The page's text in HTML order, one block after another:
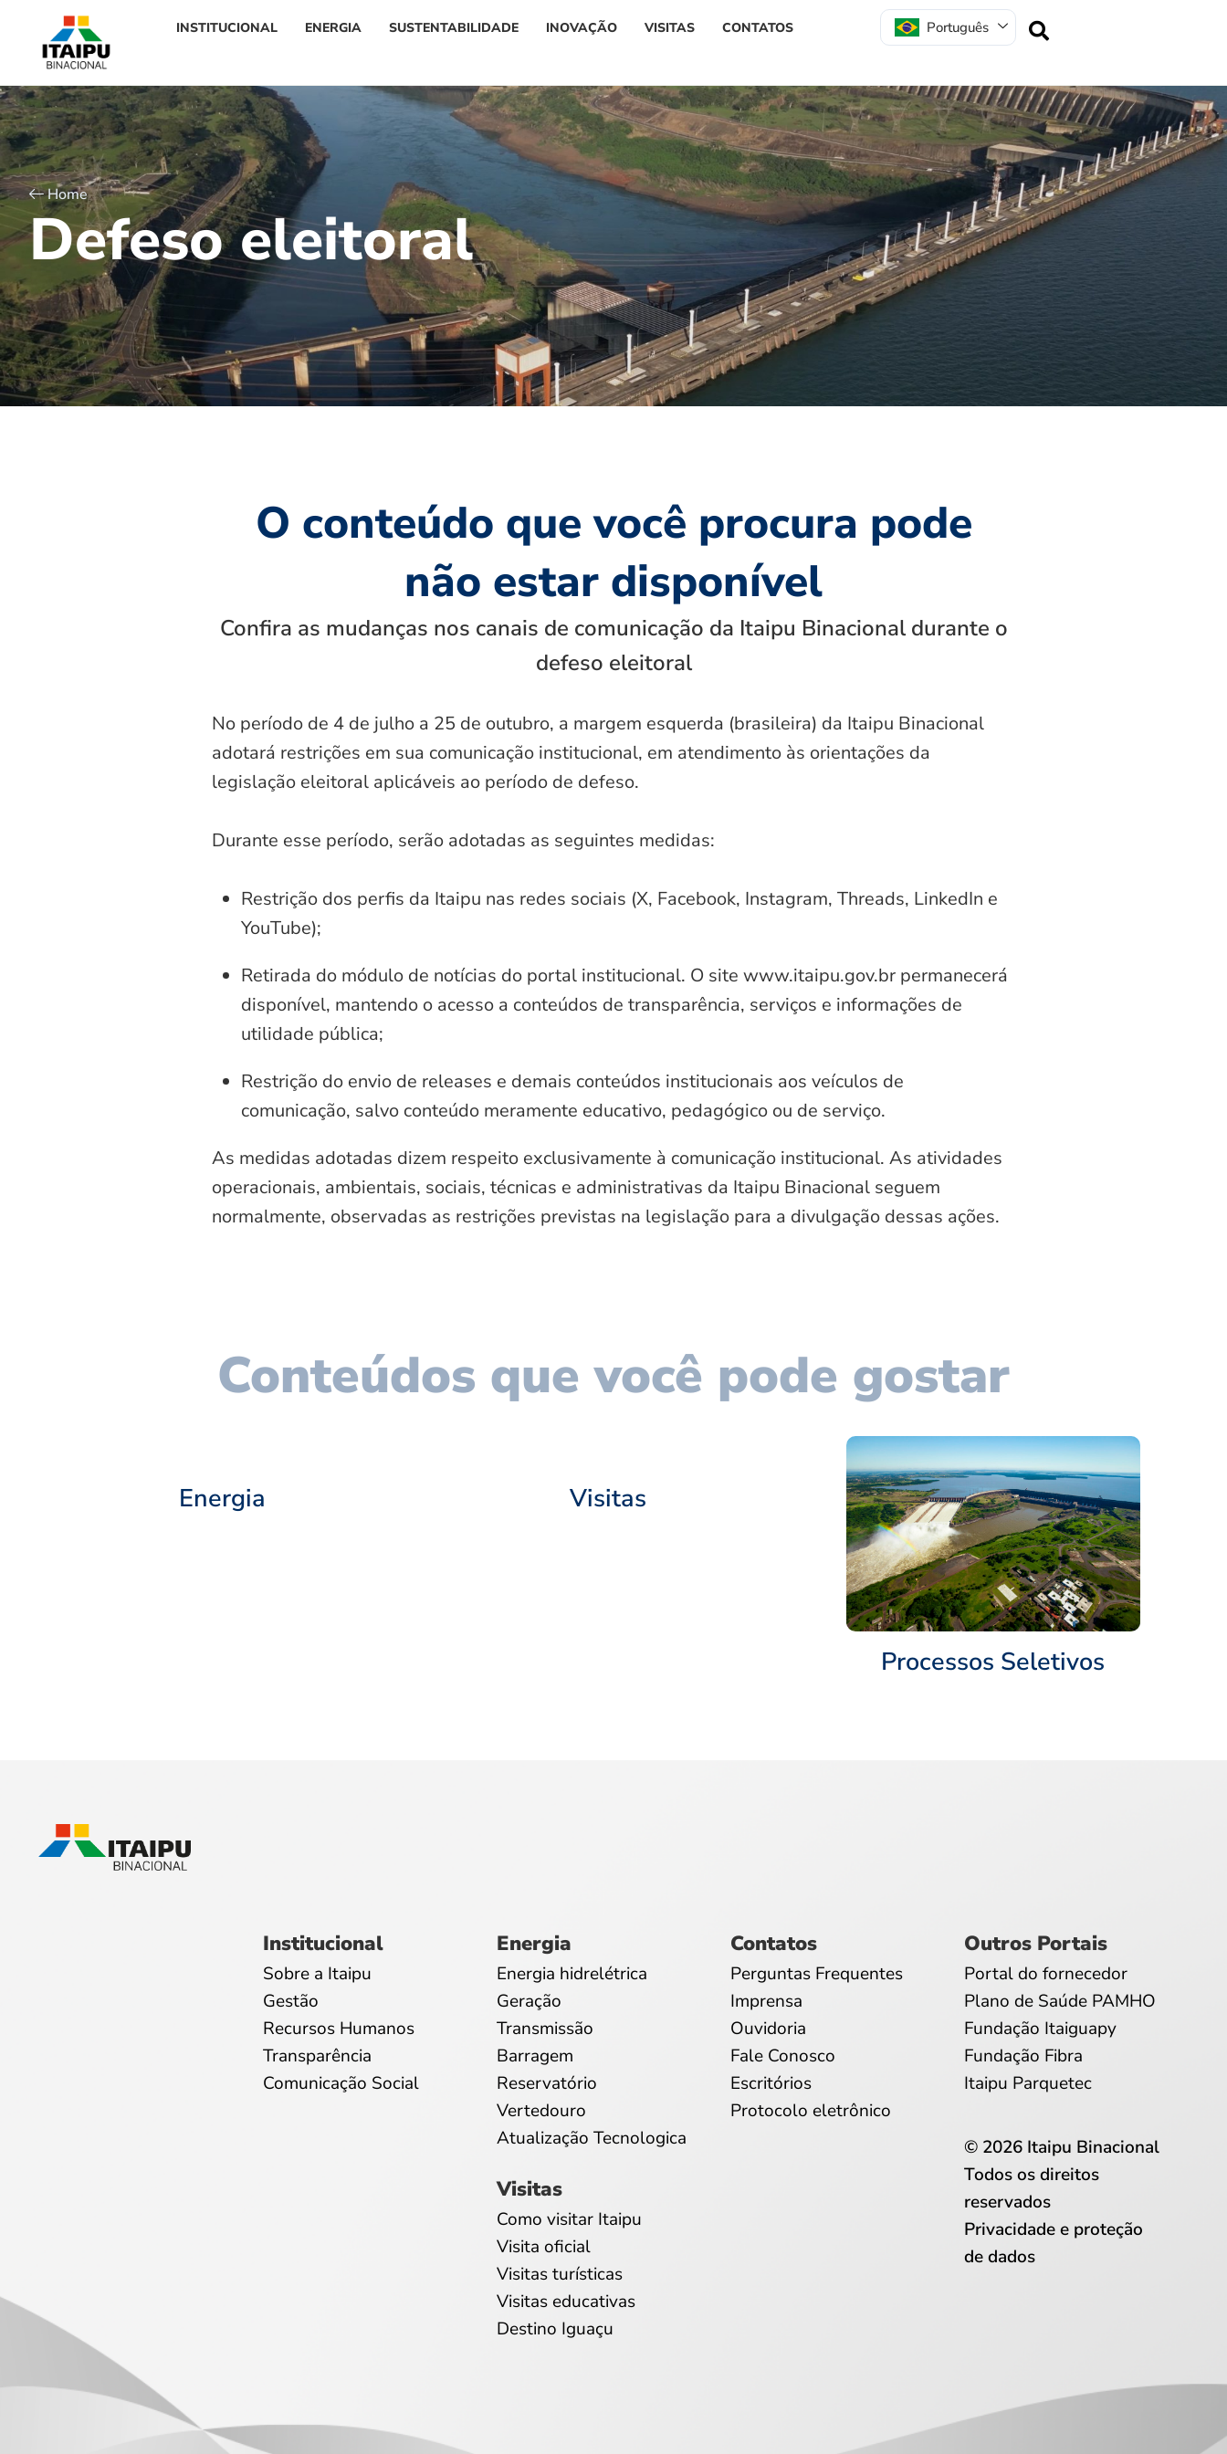
INSTITUCIONAL ENERGIA SUSTENTABILIDADE INOVAÇÃO VISITAS CONTATOS Português
Home
Defeso eleitoral
O conteúdo que você procura pode
não estar disponível
Confira as mudanças nos canais de comunicação da Itaipu Binacional durante o
defeso eleitoral
No período de 4 de julho a 25 de outubro, a margem esquerda (brasileira) da Itaipu Binacional
adotará restrições em sua comunicação institucional, em atendimento às orientações da
legislação eleitoral aplicáveis ao período de defeso.
Durante esse período, serão adotadas as seguintes medidas:
Restrição dos perfis da Itaipu nas redes sociais (X, Facebook, Instagram, Threads, LinkedIn e
YouTube);
Retirada do módulo de notícias do portal institucional. O site www.itaipu.gov.br permanecerá
disponível, mantendo o acesso a conteúdos de transparência, serviços e informações de
utilidade pública;
Restrição do envio de releases e demais conteúdos institucionais aos veículos de
comunicação, salvo conteúdo meramente educativo, pedagógico ou de serviço.
As medidas adotadas dizem respeito exclusivamente à comunicação institucional. As atividades
operacionais, ambientais, sociais, técnicas e administrativas da Itaipu Binacional seguem
normalmente, observadas as restrições previstas na legislação para a divulgação dessas ações.
Conteúdos que você pode gostar
Energia Visitas
Processos Seletivos
Institucional
Sobre a Itaipu
Gestão
Recursos Humanos
Transparência
Comunicação Social
Energia
Energia hidrelétrica
Geração
Transmissão
Barragem
Reservatório
Vertedouro
Atualização Tecnologica
Visitas
Como visitar Itaipu
Visita oficial
Visitas turísticas
Visitas educativas
Destino Iguaçu
Contatos
Perguntas Frequentes
Imprensa
Ouvidoria
Fale Conosco
Escritórios
Protocolo eletrônico
Outros Portais
Portal do fornecedor
Plano de Saúde PAMHO
Fundação Itaiguapy
Fundação Fibra
Itaipu Parquetec
© 2026 Itaipu Binacional
Todos os direitos
reservados
Privacidade e proteção
de dados